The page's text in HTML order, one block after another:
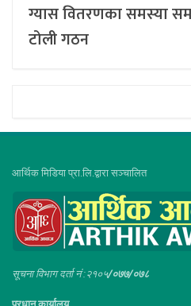
ग्यास वितरणका समस्या
टोली गठन
आर्थिक मिडिया प्रा.लि.द्वारा सञ्चालित
सूचना विभाग दर्ता नं :२१०५/०७७/०७८